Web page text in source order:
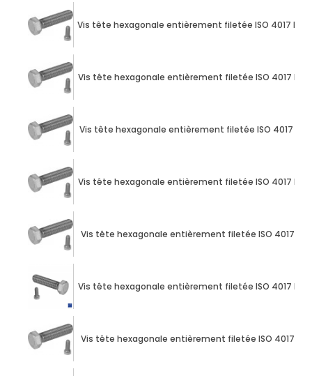
Vis tête hexagonale entièrement filetée ISO 4017 M24
Vis tête hexagonale entièrement filetée ISO 4017 M10
Vis tête hexagonale entièrement filetée ISO 4017 M10 X
Vis tête hexagonale entièrement filetée ISO 4017 M10 X
Vis tête hexagonale entièrement filetée ISO 4017 M10
Vis tête hexagonale entièrement filetée ISO 4017 M10 X
Vis tête hexagonale entièrement filetée ISO 4017 M10